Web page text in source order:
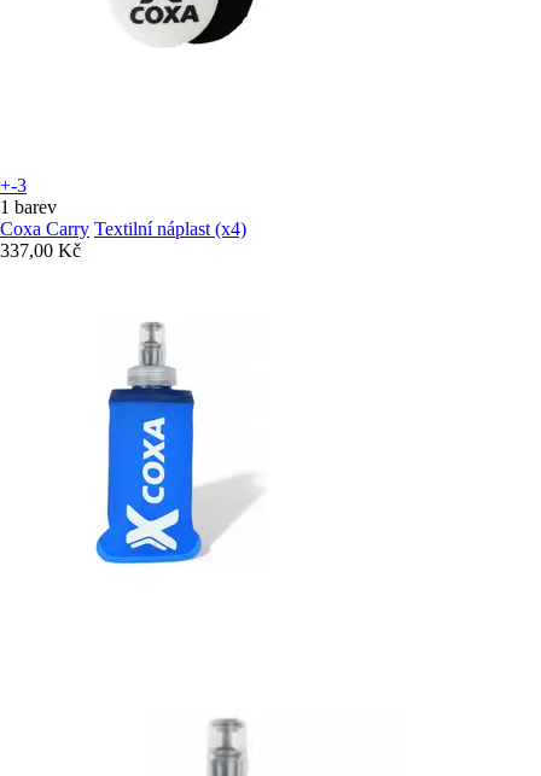
+-3
1 barev
Coxa Carry Textilní náplast (x4)
337,00 Kč